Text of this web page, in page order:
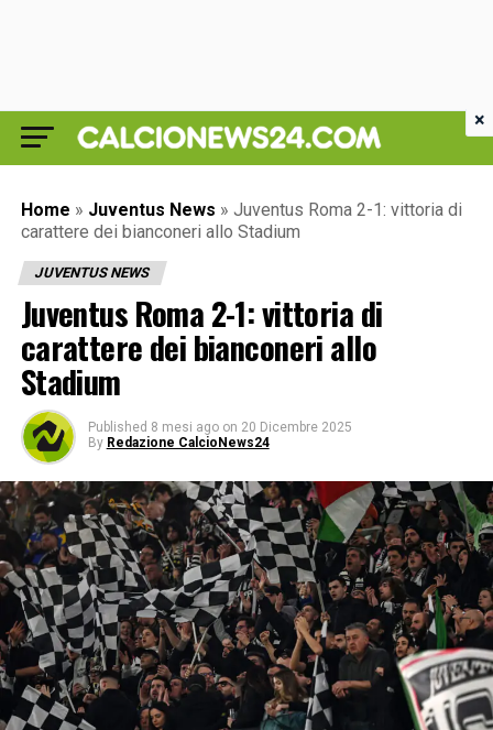
Home » Juventus News » Juventus Roma 2-1: vittoria di
carattere dei bianconeri allo Stadium
JUVENTUS NEWS
Juventus Roma 2-1: vittoria di
carattere dei bianconeri allo
Stadium
Published 8 mesi ago on 20 Dicembre 2025
By Redazione CalcioNews24
×